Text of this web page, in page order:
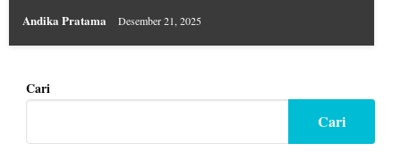
Andika Pratama Desember 21, 2025
Cari
Cari